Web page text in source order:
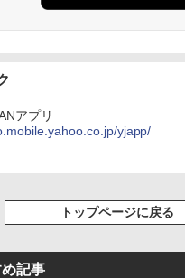
アプリ
yjapp/
トップページに戻る
記事